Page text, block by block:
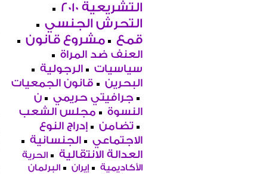
التشريعية 2010
التحرش الجنسي
قمع
مشروع قانون
العنف ضد المراة
سياسيات
الرجولية
البحرين
قانون الجمعيات
جرافيتي حريمي
ن
النسوة
مجلس الشعب
تضامن
إدراج النوع
الاجتماعي
الجنسانية
العدالة الانتقالية
الحرية
الأكاديمية
إيران
البرلمان